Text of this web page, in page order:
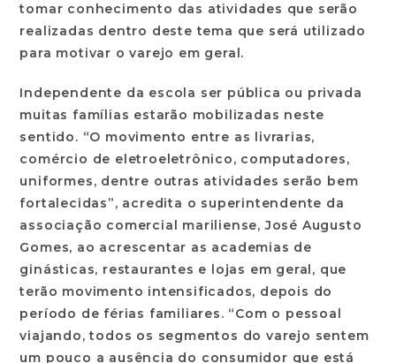
tomar conhecimento das atividades que serão
realizadas dentro deste tema que será utilizado
para motivar o varejo em geral.
Independente da escola ser pública ou privada
muitas famílias estarão mobilizadas neste
sentido. “O movimento entre as livrarias,
comércio de eletroeletrônico, computadores,
uniformes, dentre outras atividades serão bem
fortalecidas”, acredita o superintendente da
associação comercial mariliense, José Augusto
Gomes, ao acrescentar as academias de
ginásticas, restaurantes e lojas em geral, que
terão movimento intensificados, depois do
período de férias familiares. “Com o pessoal
viajando, todos os segmentos do varejo sentem
um pouco a ausência do consumidor que está